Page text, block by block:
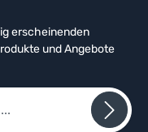
erscheinenden
und Angebote